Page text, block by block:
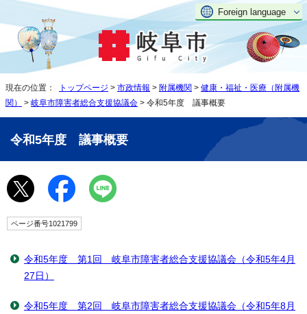
Foreign language
現在の位置： トップページ > 市政情報 > 附属機関 > 健康・福祉・医療（附属機
関）
> 岐阜市障害者総合支援協議会 > 令和5年度 議事概要
令和5年度 議事概要
ページ番号1021799
令和5年度 第1回 岐阜市障害者総合支援協議会（令和5年4月
27日）
令和5年度 第2回 岐阜市障害者総合支援協議会（令和5年8月